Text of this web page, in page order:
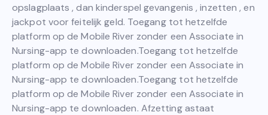
opslagplaats , dan kinderspel gevangenis , inzetten , en
jackpot voor feitelijk geld. Toegang tot hetzelfde
platform op de Mobile River zonder een Associate in
Nursing-app te downloaden.Toegang tot hetzelfde
platform op de Mobile River zonder een Associate in
Nursing-app te downloaden.Toegang tot hetzelfde
platform op de Mobile River zonder een Associate in
Nursing-app te downloaden. Afzetting astaat